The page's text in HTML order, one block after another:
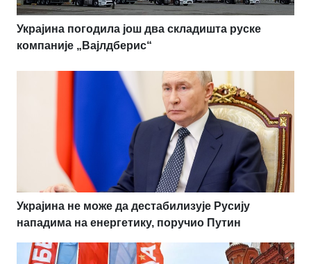
Украјина погодила још два складишта руске
компаније „Вајлдберис“
Украјина не може да дестабилизује Русију
нападима на енергетику, поручио Путин